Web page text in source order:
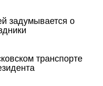
задумывается о
транспорте